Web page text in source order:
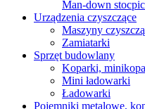
Man-down
Urządzenia czyszczące
Maszyny
Zamiatarki
Sprzęt budowlany
Koparki,
Mini ładowarki
Ładowarki
Pojemniki metalowe,